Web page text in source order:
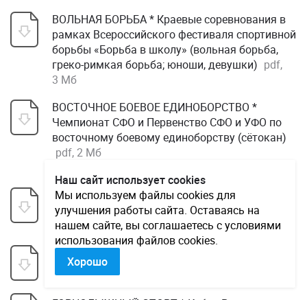
ВОЛЬНАЯ БОРЬБА * Краевые соревнования в
рамках Всероссийского фестиваля спортивной
борьбы «Борьба в школу» (вольная борьба,
греко-римкая борьба; юноши, девушки) pdf,
3 Мб
ВОСТОЧНОЕ БОЕВОЕ ЕДИНОБОРСТВО *
Чемпионат СФО и Первенство СФО и УФО по
восточному боевому единоборству (сётокан)
pdf, 2 Мб
ГИРЕВОЙ СПОРТ * Краевые соревнования по
гиревому спорту памяти К. Петку (мужчины,
женщины) pdf, 4 Мб
ГОНКИ ДРОНОВ * Краевые соревнования по
гонкам дронов на 2025 год
Наш сайт использует cookies
Мы используем файлы cookies для
улучшения работы сайта. Оставаясь на
нашем сайте, вы соглашаетесь с условиями
использования файлов cookies.
Хорошо